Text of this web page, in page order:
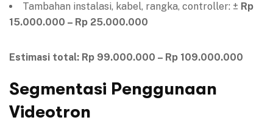
Tambahan instalasi, kabel, rangka, controller: ± Rp
15.000.000 – Rp 25.000.000
Estimasi total: Rp 99.000.000 – Rp 109.000.000
Segmentasi Penggunaan
Videotron